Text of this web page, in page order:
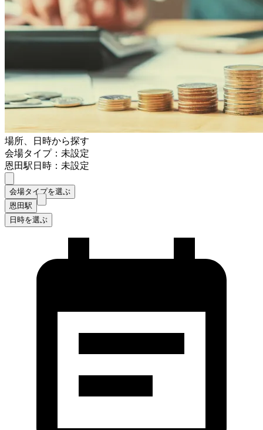
場所、日時から探す
会場タイプ：未設定
恩田駅日時：未設定
会場タイプを選ぶ
恩田駅
日時を選ぶ